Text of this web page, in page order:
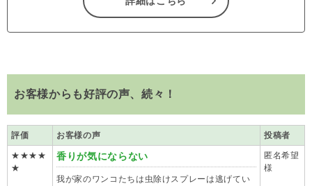
お客様からも好評の声、続々！
評価 お客様の声 投稿者
★★★★
★
香りが気にならない
我が家のワンコたちは虫除けスプレーは逃げてい
匿名希望
様